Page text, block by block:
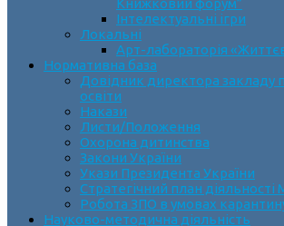
Книжковий форум”
Інтелектуальні ігри
Локальні
Арт-лабораторія
Нормативна база
Довідник директора закладу
освіти
Накази
Листи/Положення
Охорона дитинства
Закони України
Укази Президента України
Стратегічний план
Робота ЗПО в умовах
Науково-методична діяльність